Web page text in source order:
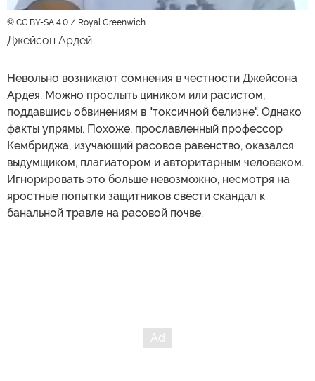
© CC BY-SA 4.0 / Royal Greenwich
Джейсон Ардей
Невольно возникают сомнения в честности Джейсона
Ардея. Можно прослыть циником или расистом,
поддавшись обвинениям в "токсичной белизне". Однако
факты упрямы. Похоже, прославленный профессор
Кембриджа, изучающий расовое равенство, оказался
выдумщиком, плагиатором и авторитарным человеком.
Игнорировать это больше невозможно, несмотря на
яростные попытки защитников свести скандал к
банальной травле на расовой почве.